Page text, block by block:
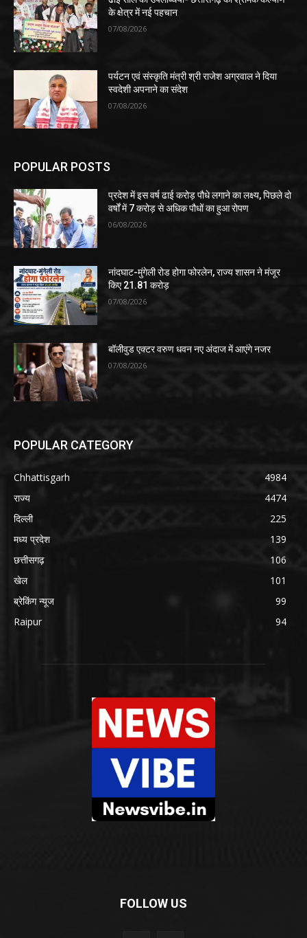
के क्षेत्र में नई पहचान
07/08/2026
पर्यटन एवं संस्कृति मंत्री श्री राजेश अग्रवाल ने दिया
स्वदेशी अपनाने का संदेश
07/08/2026
POPULAR POSTS
प्रदेश में इस वर्ष ढाई करोड़ पौधे लगाने का लक्ष्य, पिछले दो
वर्षों में 7 करोड़ से अधिक पौधों का हुआ रोपण
06/08/2026
नांदघाट-मुंगेली रोड होगा फोरलेन, राज्य शासन ने मंजूर
किए 21.81 करोड़
07/08/2026
बॉलीवुड एक्टर वरुण धवन नए अंदाज में आएंगे नजर
07/08/2026
POPULAR CATEGORY
Chhattisgarh
4984
राज्य
4474
दिल्ली
225
मध्य प्रदेश
139
छत्तीसगढ़
106
खेल
101
ब्रेकिंग न्यूज
99
Raipur
94
FOLLOW US